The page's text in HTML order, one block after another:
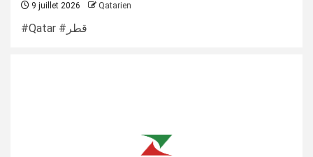
9 juillet 2026 Qatarien
#Qatar #قطر